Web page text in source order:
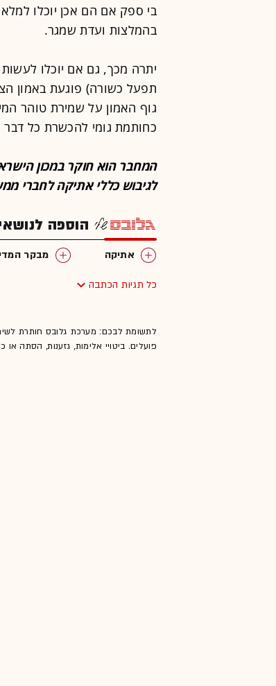
בי ספק אם הם אכן יוכלו
בהמלצות ועדת שמגר.
יתרה מכך, גם אם יוכלו
תפעל כשורה) פוגעת באמון
גוף האמון על שמירת טוהר
כחותמת גומי להכשרת כל דבר
המחבר הוא חוקר במכון
לגיבוש כללי אתיקה לחברי
הוספה
אתיקה מבקר
כל תגיות הכתבה
לתשומת לבכם: מערכת גלובס חותרת לשיח
פועלים. ביטויי אלימות, גזענות, הסתה